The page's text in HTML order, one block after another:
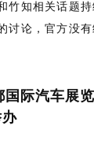
竹知相关话题持
讨论，官方没有
际汽车展